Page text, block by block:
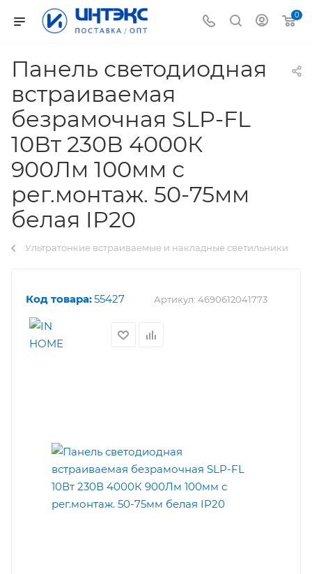
0
Панель светодиодная
встраиваемая
безрамочная SLP-FL
10Вт 230В 4000К
900Лм 100мм с
рег.монтаж. 50-75мм
белая IP20
Ультратонкие встраиваемые и накладные светильники
Код товара:55427 Артикул: 4690612041773